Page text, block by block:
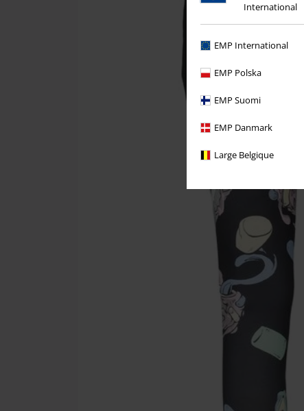
International
EMP International
EMP Polska
EMP Suomi
EMP Danmark
Large Belgique